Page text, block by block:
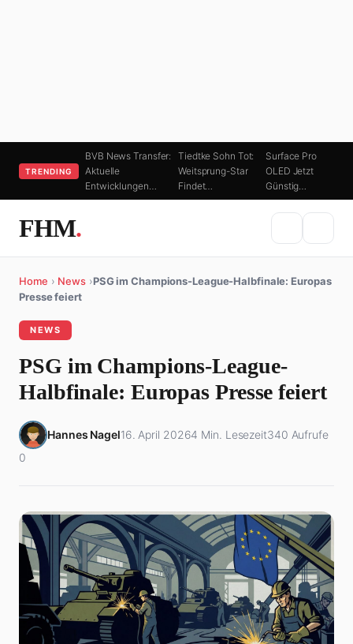
TRENDING
BVB News Transfer:
Aktuelle
Entwicklungen…
Tiedtke Sohn Tot:
Weitsprung-Star
Findet…
Surface Pro
OLED Jetzt
Günstig…
FHM.
Home › News ›PSG im Champions-League-Halbfinale: Europas
Presse feiert
NEWS
PSG im Champions-League-
Halbfinale: Europas Presse feiert
Hannes Nagel16. April 20264 Min. Lesezeit340 Aufrufe
0